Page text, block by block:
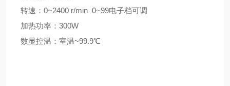
转速：0~2400 r/min 0~99电子档可调
加热功率：300W
数显控温：室温~99.9℃